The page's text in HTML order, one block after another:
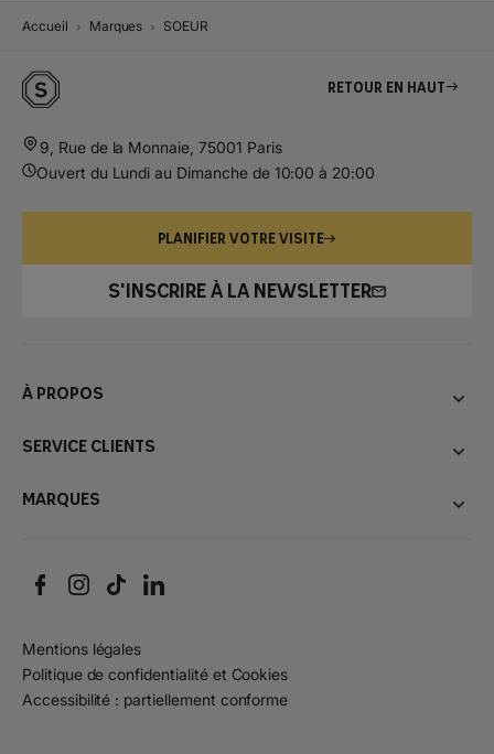
Accueil Marques SOEUR
Retour en haut
9, Rue de la Monnaie, 75001 Paris
Ouvert du Lundi au Dimanche de 10:00 à 20:00
PLANIFIER VOTRE VISITE
S'INSCRIRE À LA NEWSLETTER
À propos
Service Clients
Marques
Mentions légales
Politique de confidentialité et Cookies
Accessibilité : partiellement conforme